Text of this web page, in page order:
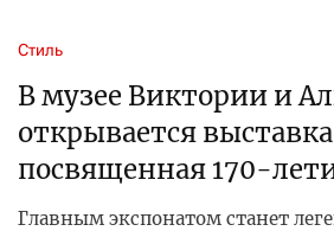
Стиль
В музее Виктории и
открывается
посвященная 170-
Главным экспонатом станет